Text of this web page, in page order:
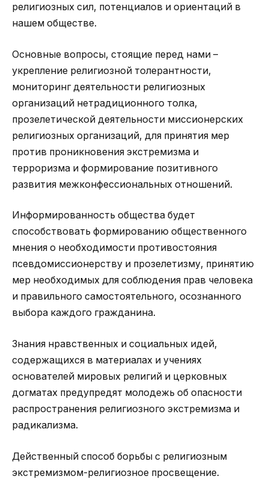
религиозных сил, потенциалов и ориентаций в
нашем обществе.
Основные вопросы, стоящие перед нами –
укрепление религиозной толерантности,
мониторинг деятельности религиозных
организаций нетрадиционного толка,
прозелетической деятельности миссионерских
религиозных организаций, для принятия мер
против проникновения экстремизма и
терроризма и формирование позитивного
развития межконфессиональных отношений.
Информированность общества будет
способствовать формированию общественного
мнения о необходимости противостояния
псевдомиссионерству и прозелетизму, принятию
мер необходимых для соблюдения прав человека
и правильного самостоятельного, осознанного
выбора каждого гражданина.
Знания нравственных и социальных идей,
содержащихся в материалах и учениях
основателей мировых религий и церковных
догматах предупредят молодежь об опасности
распространения религиозного экстремизма и
радикализма.
Действенный способ борьбы с религиозным
экстремизмом-религиозное просвещение.